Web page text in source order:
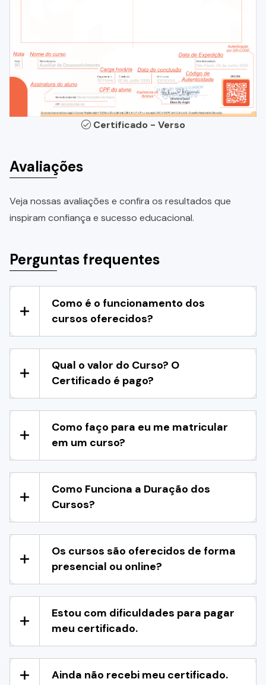
Certificado - Verso
Avaliações
Veja nossas avaliações e confira os resultados que
inspiram confiança e sucesso educacional.
Perguntas frequentes
Como é o funcionamento dos
cursos oferecidos?
Qual o valor do Curso? O
Certificado é pago?
Como faço para eu me matricular
em um curso?
Como Funciona a Duração dos
Cursos?
Os cursos são oferecidos de forma
presencial ou online?
Estou com dificuldades para pagar
meu certificado.
Ainda não recebi meu certificado.